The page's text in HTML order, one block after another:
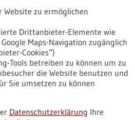
sorgfaltspflichtengesetz
der
Auftrag des Parlaments an den
so anzupassen, dass die
mit einer FDA-Zulassung
zu ermöglichen
Drittanbieter-Elemente wie
Maps-Navigation zugänglich
Cookies“)
Tools betreiben zu können um zu
die Website benutzen und
Sie umsetzen zu können
Datenschutzerklärung Ihre